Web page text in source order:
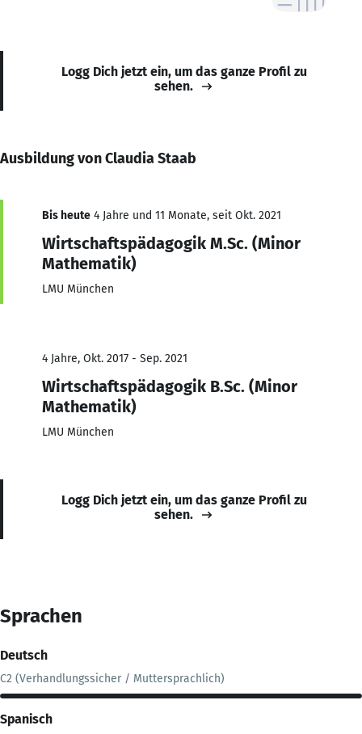
Logg Dich jetzt ein, um das ganze Profil zu
sehen.
Ausbildung von Claudia Staab
Bis heute 4 Jahre und 11 Monate, seit Okt. 2021
Wirtschaftspädagogik M.Sc. (Minor
Mathematik)
LMU München
4 Jahre, Okt. 2017 - Sep. 2021
Wirtschaftspädagogik B.Sc. (Minor
Mathematik)
LMU München
Logg Dich jetzt ein, um das ganze Profil zu
sehen.
Sprachen
Deutsch
C2 (Verhandlungssicher / Muttersprachlich)
Spanisch